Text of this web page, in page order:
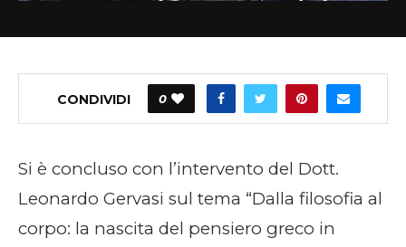
CONDIVIDI 0
Si è concluso con l’intervento del Dott.
Leonardo Gervasi sul tema “Dalla filosofia al
corpo: la nascita del pensiero greco in